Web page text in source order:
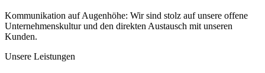
Kommunikation auf Augenhöhe: Wir sind stolz auf unsere offene
Unternehmenskultur und den direkten Austausch mit unseren
Kunden.
Unsere Leistungen